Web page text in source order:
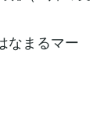
なまるマー